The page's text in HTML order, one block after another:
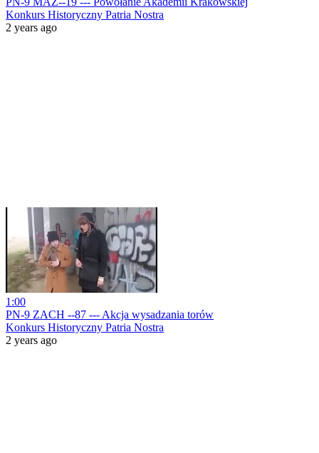
Konkurs Historyczny Patria Nostra
2 years ago
1:00
PN-9 ZACH --87 --- Akcja wysadzania torów
Konkurs Historyczny Patria Nostra
2 years ago